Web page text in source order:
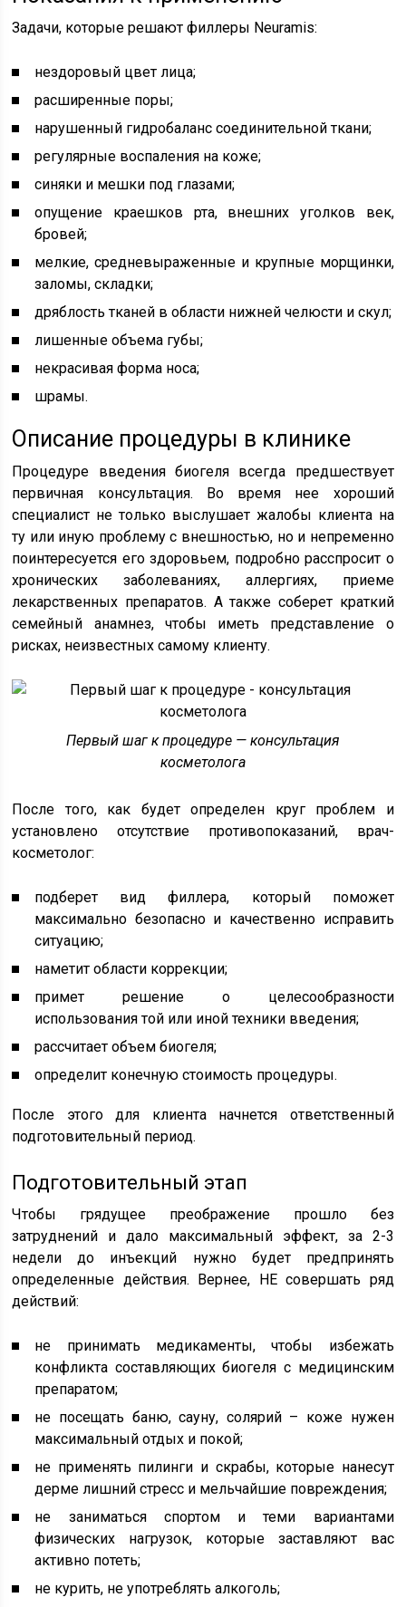
Задачи, которые решают филлеры Neuramis:
нездоровый цвет лица;
расширенные поры;
нарушенный гидробаланс соединительной ткани;
регулярные воспаления на коже;
синяки и мешки под глазами;
опущение краешков рта, внешних уголков век,
бровей;
мелкие, средневыраженные и крупные морщинки,
заломы, складки;
дряблость тканей в области нижней челюсти и скул;
лишенные объема губы;
некрасивая форма носа;
шрамы.
Описание процедуры в клинике
Процедуре введения биогеля всегда предшествует
первичная консультация. Во время нее хороший
специалист не только выслушает жалобы клиента на
ту или иную проблему с внешностью, но и непременно
поинтересуется его здоровьем, подробно расспросит о
хронических заболеваниях, аллергиях, приеме
лекарственных препаратов. А также соберет краткий
семейный анамнез, чтобы иметь представление о
рисках, неизвестных самому клиенту.
Первый шаг к процедуре — консультация
косметолога
После того, как будет определен круг проблем и
установлено отсутствие противопоказаний, врач-
косметолог:
подберет вид филлера, который поможет
максимально безопасно и качественно исправить
ситуацию;
наметит области коррекции;
примет решение о целесообразности
использования той или иной техники введения;
рассчитает объем биогеля;
определит конечную стоимость процедуры.
После этого для клиента начнется ответственный
подготовительный период.
Подготовительный этап
Чтобы грядущее преображение прошло без
затруднений и дало максимальный эффект, за 2-3
недели до инъекций нужно будет предпринять
определенные действия. Вернее, НЕ совершать ряд
действий:
не принимать медикаменты, чтобы избежать
конфликта составляющих биогеля с медицинским
препаратом;
не посещать баню, сауну, солярий – коже нужен
максимальный отдых и покой;
не применять пилинги и скрабы, которые нанесут
дерме лишний стресс и мельчайшие повреждения;
не заниматься спортом и теми вариантами
физических нагрузок, которые заставляют вас
активно потеть;
не курить, не употреблять алкоголь;